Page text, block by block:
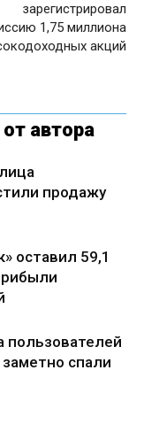
зарегистрировал
1,75 миллиона
акций
автора
продажу
оставил 59,1
пользователей
спали